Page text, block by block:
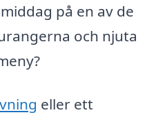
på en av de
och njuta
eller ett